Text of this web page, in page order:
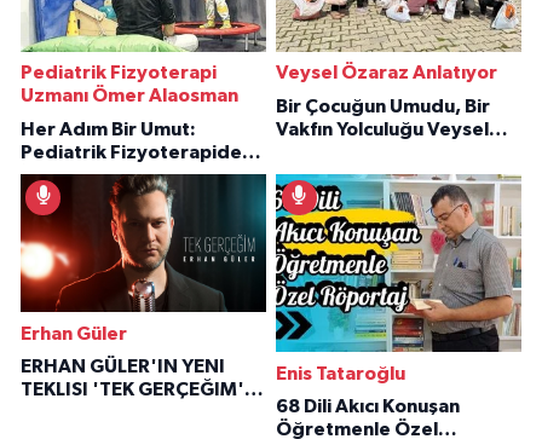
Pediatrik Fizyoterapi
Uzmanı Ömer Alaosman
Her Adım Bir Umut:
Pediatrik Fizyoterapiden
İlham Veren Hikâyeler
Veysel Özaraz Anlatıyor
Bir Çocuğun Umudu, Bir
Vakfın Yolculuğu Veysel
Erhan Güler
ERHAN GÜLER'IN YENI
TEKLISI 'TEK GERÇEĞIM'LE
Enis Tataroğlu
68 Dili Akıcı Konuşan
Öğretmenle Özel